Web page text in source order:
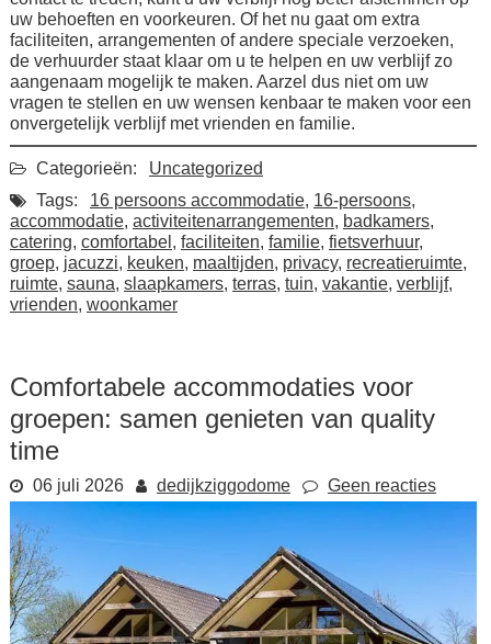
uw behoeften en voorkeuren. Of het nu gaat om extra
faciliteiten, arrangementen of andere speciale verzoeken,
de verhuurder staat klaar om u te helpen en uw verblijf zo
aangenaam mogelijk te maken. Aarzel dus niet om uw
vragen te stellen en uw wensen kenbaar te maken voor een
onvergetelijk verblijf met vrienden en familie.
Categorieën:
Uncategorized
Tags:
16 persoons accommodatie, 16-persoons,
accommodatie, activiteitenarrangementen, badkamers,
catering, comfortabel , faciliteiten, familie, fietsverhuur,
groep, jacuzzi, keuken, maaltijden, privacy, recreatieruimte,
ruimte, sauna, slaapkamers, terras, tuin, vakantie, verblijf,
vrienden, woonkamer
Comfortabele accommodaties voor
groepen: samen genieten van quality
time
06 juli 2026 dedijkziggodome Geen reacties